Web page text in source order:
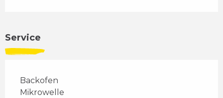
Service
Backofen
Mikrowelle